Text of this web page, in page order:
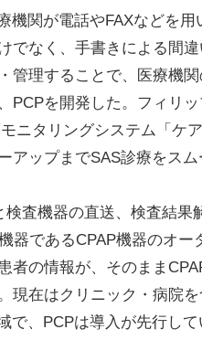
関が電話やFAXなどを
でなく、手書きによる間
管理することで、医療機
PCPを開発した。フィリ
ニタリングシステム「ケ
ップまでSAS診療をスム
査機器の直送、検査結果
器であるCPAP機器のオ
者の情報が、そのまま
現在はクリニック・病院
で、PCPは導入が先行し